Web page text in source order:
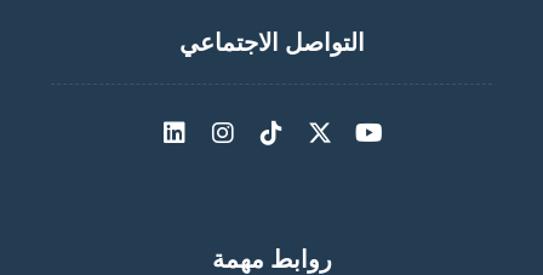
التواصل الاجتماعي
روابط مهمة